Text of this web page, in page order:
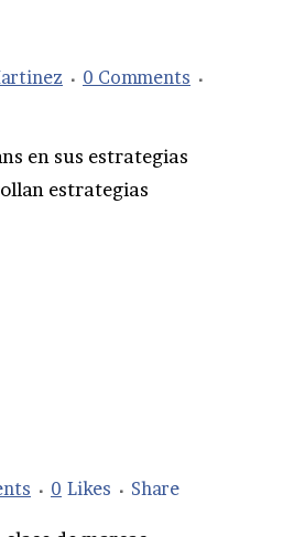
0 Comments
en sus estrategias
estrategias
0 Likes Share